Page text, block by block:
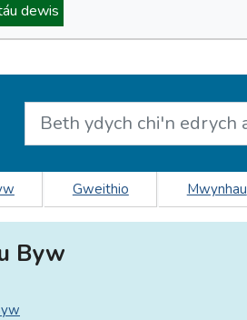
dewis
Gweithio Mwynhau
Byw